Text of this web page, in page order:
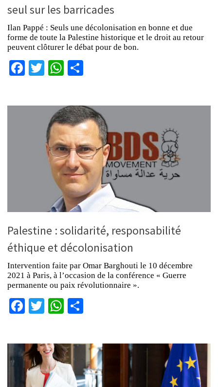
seul sur les barricades
Ilan Pappé : Seuls une décolonisation en bonne et due
forme de toute la Palestine historique et le droit au retour
peuvent clôturer le débat pour de bon.
Facebook
TwitterWhatsApp
Palestine : solidarité, responsabilité
éthique et décolonisation
Intervention faite par Omar Barghouti le 10 décembre
2021 à Paris, à l’occasion de la conférence « Guerre
permanente ou paix révolutionnaire ».
Facebook
TwitterWhatsApp